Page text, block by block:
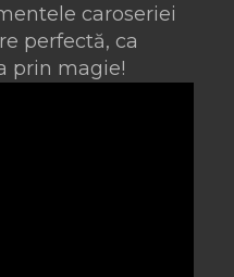
caroseriei
perfectă, ca
prin magie!